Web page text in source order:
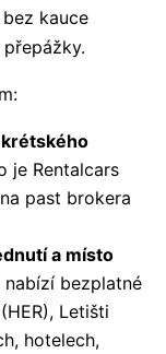
kauce
je Rentalcars
past brokera
a místo
bezplatné
Letišti
hotelech,